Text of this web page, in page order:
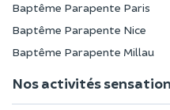
Baptême Parapente Paris
Baptême Parapente Nice
Baptême Parapente Millau
Nos activités